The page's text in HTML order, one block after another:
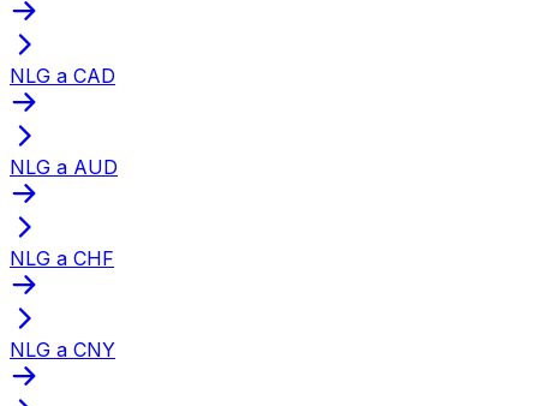
NLG a CAD
NLG a AUD
NLG a CHF
NLG a CNY